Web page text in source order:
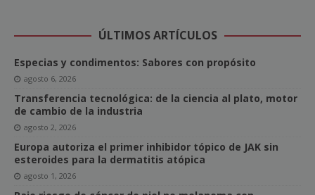
ÚLTIMOS ARTÍCULOS
Especias y condimentos: Sabores con propósito
agosto 6, 2026
Transferencia tecnológica: de la ciencia al plato, motor
de cambio de la industria
agosto 2, 2026
Europa autoriza el primer inhibidor tópico de JAK sin
esteroides para la dermatitis atópica
agosto 1, 2026